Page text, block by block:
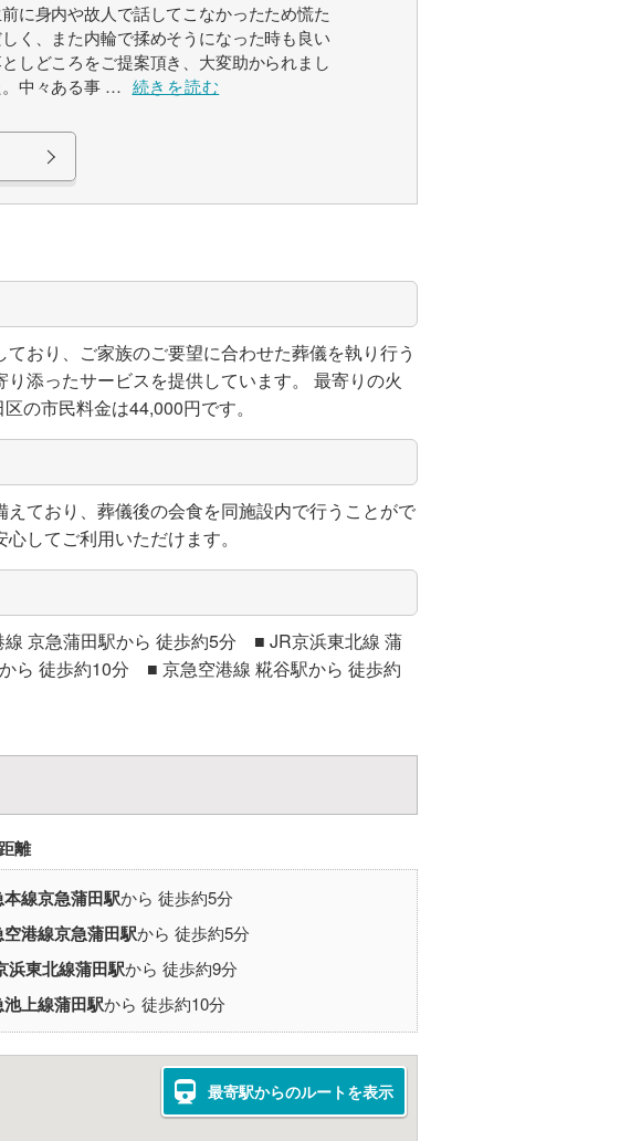
に身内や故人で話してこなかったため慌た
く、また内輪で揉めそうになった時も良い
しどころをご提案頂き、大変助かられまし
中々ある事 … 続きを読む
おり、ご家族のご要望に合わせた葬儀を執り行う
添ったサービスを提供しています。 最寄りの火
の市民料金は44,000円です。
ており、葬儀後の会食を同施設内で行うことがで
してご利用いただけます。
京急蒲田駅から 徒歩約5分 ■ JR京浜東北線 蒲
ら 徒歩約10分 ■ 京急空港線 糀谷駅から 徒歩約
離
線京急蒲田駅から 徒歩約5分
港線京急蒲田駅から 徒歩約5分
浜東北線蒲田駅から 徒歩約9分
上線蒲田駅から 徒歩約10分
最寄駅からのルートを表示